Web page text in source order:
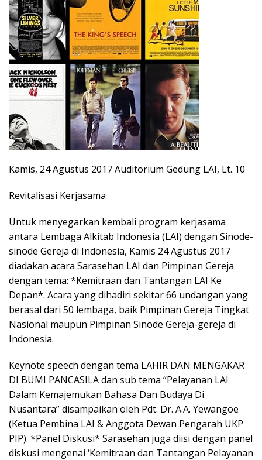
Kamis, 24 Agustus 2017 Auditorium Gedung LAI, Lt. 10
Revitalisasi Kerjasama
Untuk menyegarkan kembali program kerjasama
antara Lembaga Alkitab Indonesia (LAI) dengan Sinode-
sinode Gereja di Indonesia, Kamis 24 Agustus 2017
diadakan acara Sarasehan LAI dan Pimpinan Gereja
dengan tema: *Kemitraan dan Tantangan LAI Ke
Depan*. Acara yang dihadiri sekitar 66 undangan yang
berasal dari 50 lembaga, baik Pimpinan Gereja Tingkat
Nasional maupun Pimpinan Sinode Gereja-gereja di
Indonesia.
Keynote speech dengan tema LAHIR DAN MENGAKAR
DI BUMI PANCASILA dan sub tema “Pelayanan LAI
Dalam Kemajemukan Bahasa Dan Budaya Di
Nusantara” disampaikan oleh Pdt. Dr. A.A. Yewangoe
(Ketua Pembina LAI & Anggota Dewan Pengarah UKP
PIP). *Panel Diskusi* Sarasehan juga diisi dengan panel
diskusi mengenai ‘Kemitraan dan Tantangan Pelayanan